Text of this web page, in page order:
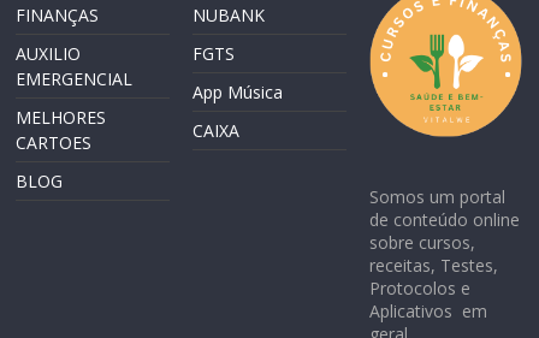
FINANÇAS
AUXILIO
EMERGENCIAL
MELHORES
CARTOES
BLOG
NUBANK
FGTS
App Música
CAIXA
Somos um portal
de conteúdo online
sobre cursos,
receitas, Testes,
Protocolos e
Aplicativos em